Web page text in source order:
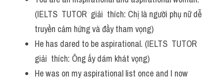
(IELTS  TUTOR  giải  thích: Chị là người phụ nữ dễ
truyền cảm hứng và đầy tham vọng)
He has dared to be aspirational. (IELTS  TUTOR
giải  thích: Ông ấy dám khát vọng)
He was on my aspirational list once and I now